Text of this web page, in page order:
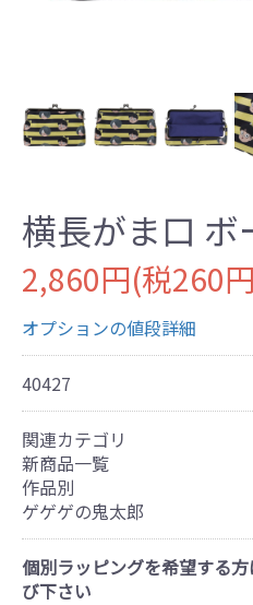
横長がま口 ボ
2,860円(税260
オプションの値段詳細
40427
関連カテゴリ
新商品一覧
作品別
ゲゲゲの鬼太郎
個別ラッピングを希望する
び下さい